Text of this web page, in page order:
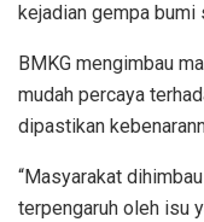
kejadian gempa bumi
BMKG mengimbau
mudah percaya
dipastikan
“Masyarakat
terpengaruh oleh isu